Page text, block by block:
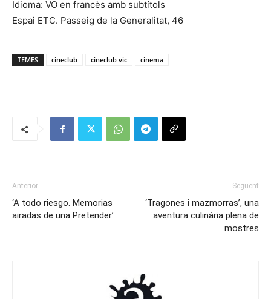
Idioma: VO en francès amb subtítols
Espai ETC. Passeig de la Generalitat, 46
TEMES cineclub cineclub vic cinema
Anterior
‘A todo riesgo. Memorias
airadas de una Pretender’
Següent
‘Tragones i mazmorras’, una
aventura culinària plena de
mostres